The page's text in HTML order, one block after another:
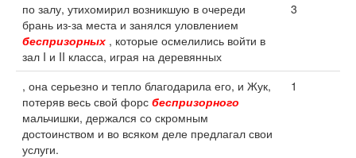
по залу, утихомирил возникшую в очереди
брань из-за места и занялся уловлением
беспризорных , которые осмелились войти в
зал I и II класса, играя на деревянных
3
, она серьезно и тепло благодарила его, и Жук,
потеряв весь свой форс беспризорного
мальчишки, держался со скромным
достоинством и во всяком деле предлагал свои
услуги.
1